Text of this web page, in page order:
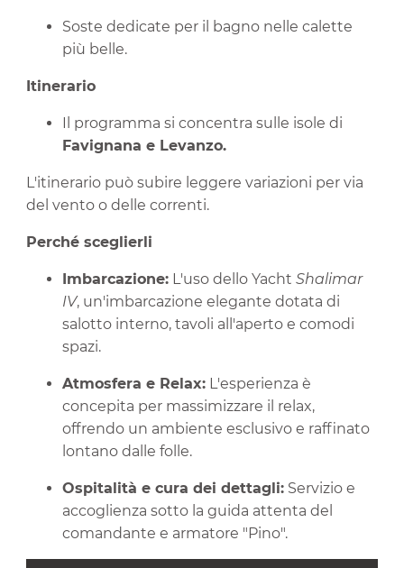
Soste dedicate per il bagno nelle calette
più belle.
Itinerario
Il programma si concentra sulle isole di
Favignana e Levanzo.
L'itinerario può subire leggere variazioni per via
del vento o delle correnti.
Perché sceglierli
Imbarcazione: L'uso dello YachtShalimar
IV, un'imbarcazione elegante dotata di
salotto interno, tavoli all'aperto e comodi
spazi.
Atmosfera e Relax: L'esperienza è
concepita per massimizzare il relax,
offrendo un ambiente esclusivo e raffinato
lontano dalle folle.
Ospitalità e cura dei dettagli: Servizio e
accoglienza sotto la guida attenta del
comandante e armatore "Pino".